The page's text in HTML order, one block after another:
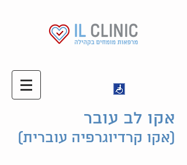
אקו לב עובר
(אקו קרדיוגרפיה עוברית)